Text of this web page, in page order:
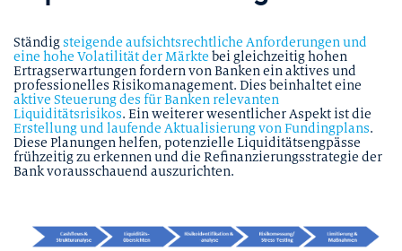
Ständigsteigende aufsichtsrechtliche Anforderungen und
eine hohe Volatilität der Märkte bei gleichzeitig hohen
Ertragserwartungen fordern von Banken ein aktives und
professionelles Risikomanagement. Dies beinhaltet eine
aktive Steuerung des für Banken relevanten
Liquiditätsrisikos. Ein weiterer wesentlicher Aspekt ist die
Erstellung und laufende Aktualisierung von Fundingplans.
Diese Planungen helfen, potenzielle Liquiditätsengpässe
frühzeitig zu erkennen und die Refinanzierungsstrategie der
Bank vorausschauend auszurichten.